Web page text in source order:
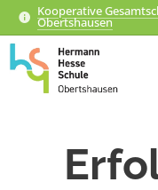
Kooperative
Obertshausen